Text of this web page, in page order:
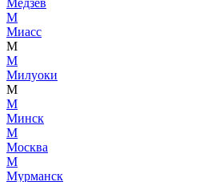
М
Миасс
М
М
Милуоки
М
М
Минск
М
Москва
М
Мурманск